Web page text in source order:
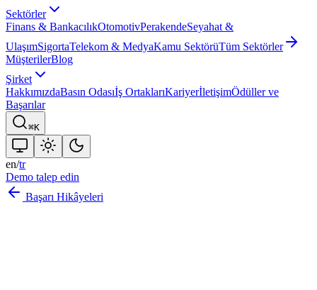
Sektörler
Finans & BankacılıkOtomotivPerakendeSeyahat &
UlaşımSigortaTelekom & MedyaKamu SektörüTüm Sektörler
MüşterilerBlog
Şirket
HakkımızdaBasın Odasıİş OrtaklarıKariyerİletişimÖdüller ve
Başarılar
⌘K
en/tr
Demo talep edin
Başarı Hikâyeleri